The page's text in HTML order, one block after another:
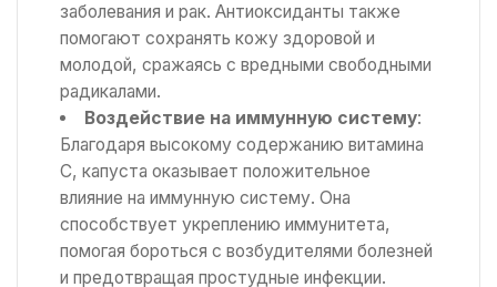
заболевания и рак. Антиоксиданты также
помогают сохранять кожу здоровой и
молодой, сражаясь с вредными свободными
радикалами.
Воздействие на иммунную систему:
Благодаря высокому содержанию витамина
C, капуста оказывает положительное
влияние на иммунную систему. Она
способствует укреплению иммунитета,
помогая бороться с возбудителями болезней
и предотвращая простудные инфекции.